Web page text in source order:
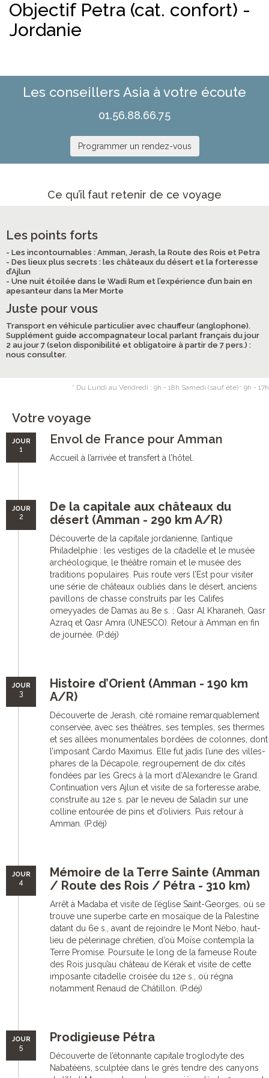
Objectif Petra (cat. confort) -
Jordanie
Les conseillers Asia à votre écoute
01.56.88.66.75
Programmer un rendez-vous
Ce qu’il faut retenir de ce voyage
Les points forts
- Les incontournables : Amman, Jerash, la Route des Rois et Petra
- Des lieux plus secrets : les châteaux du désert et la forteresse
d’Ajlun
- Une nuit étoilée dans le Wadi Rum et l’expérience d’un bain en
apesanteur dans la Mer Morte
Juste pour vous
Transport en véhicule particulier avec chauffeur (anglophone).
Supplément guide accompagnateur local parlant français du jour
2 au jour 7 (selon disponibilité et obligatoire à partir de 7 pers.) :
nous consulter.
* Du Lundi au Vendredi : 9h - 18h Samedi (sauf été) : 9h - 17h
Votre voyage
JOUR
1
Envol de France pour Amman
Accueil à l’arrivée et transfert à l’hôtel.
JOUR
2
De la capitale aux châteaux du
désert (Amman - 290 km A/R)
Découverte de la capitale jordanienne, l’antique
Philadelphie : les vestiges de la citadelle et le musée
archéologique, le théâtre romain et le musée des
traditions populaires. Puis route vers l’Est pour visiter
une série de châteaux oubliés dans le désert, anciens
pavillons de chasse construits par les Califes
omeyyades de Damas au 8e s. : Qasr Al Kharaneh, Qasr
Azraq et Qasr Amra (UNESCO). Retour à Amman en fin
de journée. (P.déj)
JOUR
3
Histoire d’Orient (Amman - 190 km
A/R)
Découverte de Jerash, cité romaine remarquablement
conservée, avec ses théâtres, ses temples, ses thermes
et ses allées monumentales bordées de colonnes, dont
l’imposant Cardo Maximus. Elle fut jadis l’une des villes-
phares de la Décapole, regroupement de dix cités
fondées par les Grecs à la mort d’Alexandre le Grand.
Continuation vers Ajlun et visite de sa forteresse arabe,
construite au 12e s. par le neveu de Saladin sur une
colline entourée de pins et d’oliviers. Puis retour à
Amman. (P.déj)
JOUR
4
Mémoire de la Terre Sainte (Amman
/ Route des Rois / Pétra - 310 km)
Arrêt à Madaba et visite de l’église Saint-Georges, où se
trouve une superbe carte en mosaïque de la Palestine
datant du 6e s., avant de rejoindre le Mont Nébo, haut-
lieu de pèlerinage chrétien, d’où Moïse contempla la
Terre Promise. Poursuite le long de la fameuse Route
des Rois jusqu’au château de Kérak et visite de cette
imposante citadelle croisée du 12e s., où régna
notamment Renaud de Châtillon. (P.déj)
JOUR
5
Prodigieuse Pétra
Découverte de l’étonnante capitale troglodyte des
Nabatéens, sculptée dans le grès tendre des canyons